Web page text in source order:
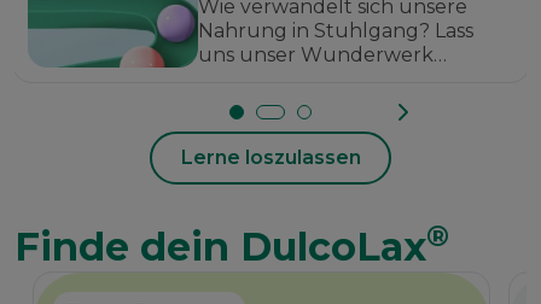
Wie verwandelt sich unsere
Nahrung in Stuhlgang? Lass
uns unser Wunderwerk
Lerne loszulassen
Finde dein DulcoLax®